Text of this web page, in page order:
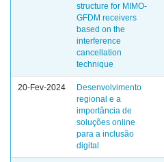
structure for MIMO-
GFDM receivers
based on the
interference
cancellation
technique
20-Fev-2024
Desenvolvimento
regional e a
importância de
soluções online
para a inclusão
digital